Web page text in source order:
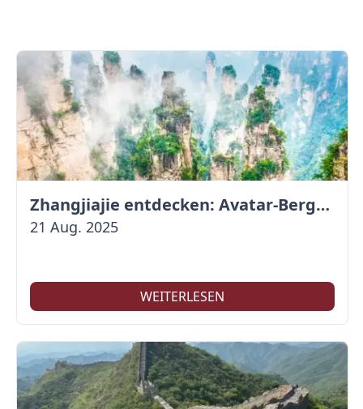
Zhangjiajie entdecken: Avatar-Berge & Altstadt von Fenghuang
21 Aug. 2025
WEITERLESEN